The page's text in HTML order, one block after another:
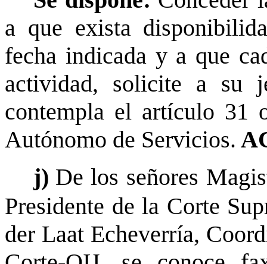
a que exista
fecha indicada y a que
actividad, solicite a su
contempla el artículo 31
Autónomo de Servicios.
j) De los señores
Presidente de la Corte
der Laat Echeverría,